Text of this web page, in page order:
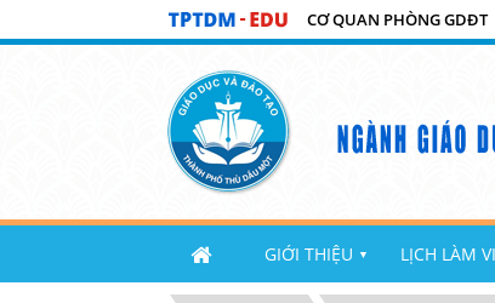
CƠ QUAN PHÒNG GDĐT
GIỚI THIỆU ▼ LỊCH LÀM